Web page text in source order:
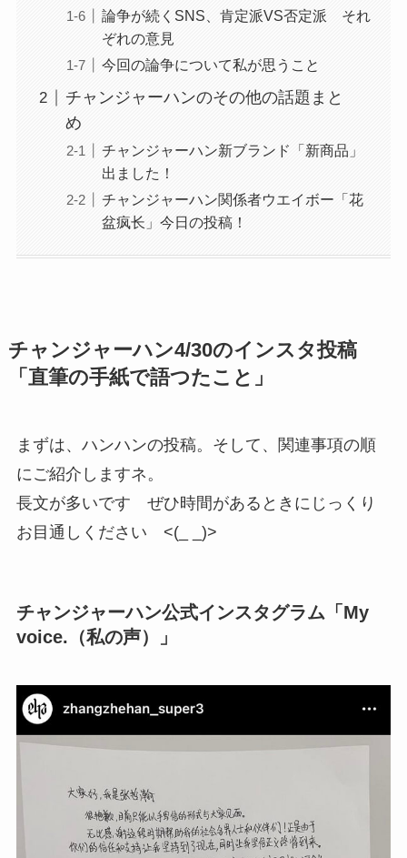
論争が続くSNS、肯定派VS否定派 それ
ぞれの意見
今回の論争について私が思うこと
チャンジャーハンのその他の話題まと
め
チャンジャーハン新ブランド「新商品」
出ました！
チャンジャーハン関係者ウエイボー「花
盆疯长」今日の投稿！
チャンジャーハン4/30のインスタ投稿
「直筆の手紙で語つたこと」
まずは、ハンハンの投稿。そして、関連事項の順
にご紹介しますネ。
長文が多いです ぜひ時間があるときにじっくり
お目通しください <(_ _)>
チャンジャーハン公式インスタグラム「My
voice.（私の声）」